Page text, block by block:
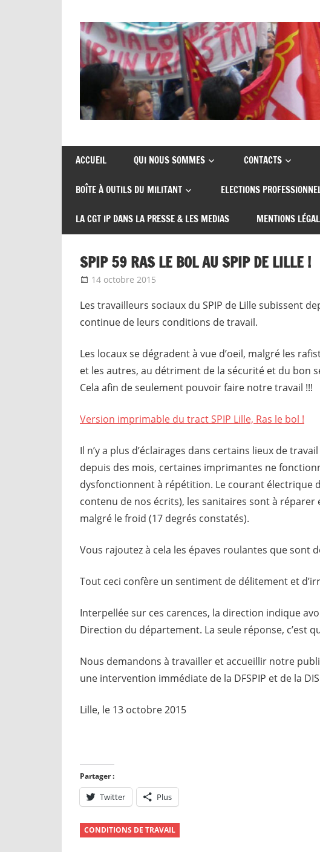
content
CGT
insertion
probation
de
syndicats
insertion
ACCUEIL QUI NOUS SOMMES CONTACTS
BOÎTE À OUTILS DU MILITANT ELECTIONS
LA CGT IP DANS LA PRESSE & LES MEDIAS MENTIONS
SPIP 59 RAS LE BOL AU SPIP DE LILLE !
14 octobre 2015
Les travailleurs sociaux du SPIP de Lille subissent
continue de leurs conditions de travail.
Les locaux se dégradent à vue d’oeil, malgré les
et les autres, au détriment de la sécurité et du bon
Cela afin de seulement pouvoir faire notre travail !!!
Version imprimable du tract SPIP Lille, Ras le bol !
Il n’y a plus d’éclairages dans certains lieux de
depuis des mois, certaines imprimantes ne
dysfonctionnent à répétition. Le courant électrique
contenu de nos écrits), les sanitaires sont à réparer
malgré le froid (17 degrés constatés).
Vous rajoutez à cela les épaves roulantes que sont
Tout ceci confère un sentiment de délitement et
Interpellée sur ces carences, la direction indique
Direction du département. La seule réponse, c’est
Nous demandons à travailler et accueillir notre
une intervention immédiate de la DFSPIP et de la
Lille, le 13 octobre 2015
Partager :
Twitter Plus
CONDITIONS DE TRAVAIL